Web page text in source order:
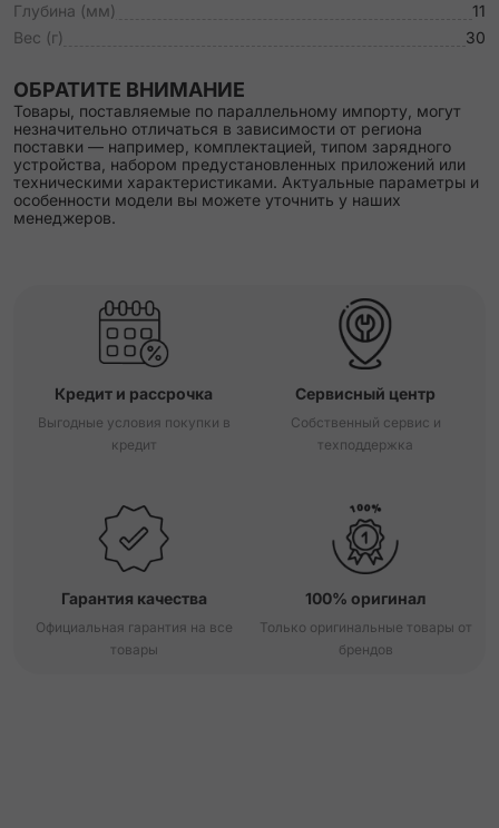
Глубина (мм)
11
Вес (г)
30
ОБРАТИТЕ ВНИМАНИЕ
Товары, поставляемые по параллельному импорту, могут
незначительно отличаться в зависимости от региона
поставки — например, комплектацией, типом зарядного
устройства, набором предустановленных приложений или
техническими характеристиками. Актуальные параметры и
особенности модели вы можете уточнить у наших
менеджеров.
Кредит и рассрочка
Выгодные условия покупки в
кредит
Сервисный центр
Собственный сервис и
техподдержка
Гарантия качества
Официальная гарантия на все
товары
100% оригинал
Только оригинальные товары от
брендов